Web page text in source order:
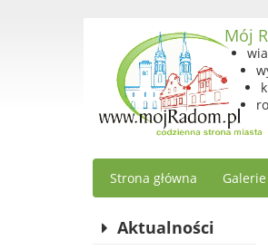
Mój
Strona główna Galerie
Aktualności